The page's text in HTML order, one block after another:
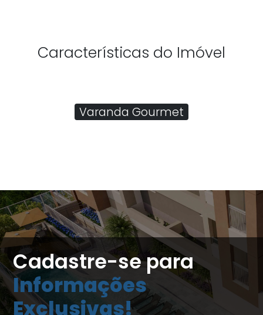
Características do Imóvel
Varanda Gourmet
Cadastre-se para
Informações
Exclusivas!